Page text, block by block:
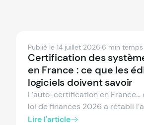
Publié le 14 juillet 2026·6 min
Certification des
en France : ce que les
logiciels doivent savoir
L’auto-certification en France…
loi de finances 2026 a rétabli
individuelle de l’éditeur comme
Lire l'article